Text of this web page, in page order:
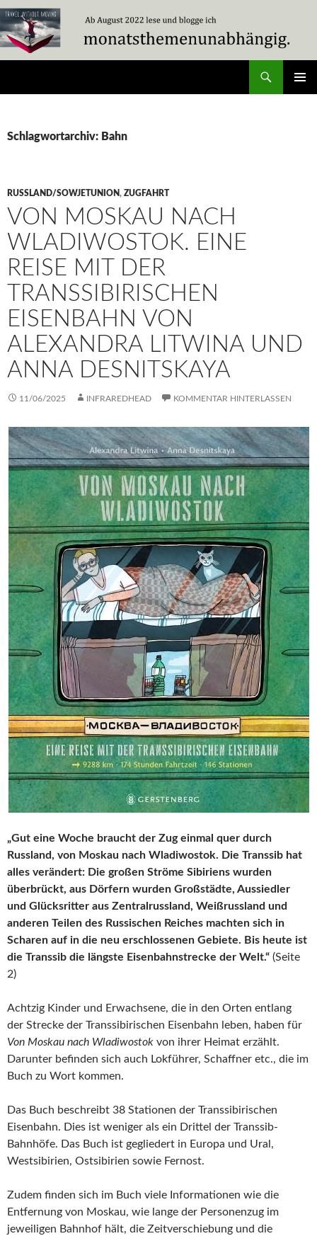
Zum
Inhalt
springen
Schlagwortarchiv: Bahn
RUSSLAND/SOWJETUNION, ZUGFAHRT
VON MOSKAU NACH
WLADIWOSTOK. EINE
REISE MIT DER
TRANSSIBIRISCHEN
EISENBAHN VON
ALEXANDRA LITWINA UND
ANNA DESNITSKAYA
11/06/2025 INFRAREDHEAD KOMMENTAR HINTERLASSEN
„Gut eine Woche braucht der Zug einmal quer durch
Russland, von Moskau nach Wladiwostok. Die Transsib hat
alles verändert: Die großen Ströme Sibiriens wurden
überbrückt, aus Dörfern wurden Großstädte, Aussiedler
und Glücksritter aus Zentralrussland, Weißrussland und
anderen Teilen des Russischen Reiches machten sich in
Scharen auf in die neu erschlossenen Gebiete. Bis heute ist
die Transsib die längste Eisenbahnstrecke der Welt.“ (Seite
2)
Achtzig Kinder und Erwachsene, die in den Orten entlang
der Strecke der Transsibirischen Eisenbahn leben, haben für
Von Moskau nach Wladiwostok von ihrer Heimat erzählt.
Darunter befinden sich auch Lokführer, Schaffner etc., die im
Buch zu Wort kommen.
Das Buch beschreibt 38 Stationen der Transsibirischen
Eisenbahn. Dies ist weniger als ein Drittel der Transsib-
Bahnhöfe. Das Buch ist gegliedert in Europa und Ural,
Westsibirien, Ostsibirien sowie Fernost.
Zudem finden sich im Buch viele Informationen wie die
Entfernung von Moskau, wie lange der Personenzug im
jeweiligen Bahnhof hält, die Zeitverschiebung und die